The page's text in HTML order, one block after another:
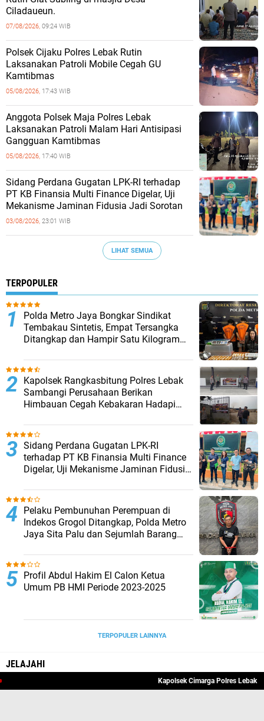
Ciladaueun.
07/08/2026, 09:24 WIB
Polsek Cijaku Polres Lebak Rutin
Laksanakan Patroli Mobile Cegah GU
Kamtibmas
05/08/2026, 17:43 WIB
Anggota Polsek Maja Polres Lebak
Laksanakan Patroli Malam Hari Antisipasi
Gangguan Kamtibmas
05/08/2026, 17:40 WIB
Sidang Perdana Gugatan LPK-RI terhadap
PT KB Finansia Multi Finance Digelar, Uji
Mekanisme Jaminan Fidusia Jadi Sorotan
03/08/2026, 23:01 WIB
LIHAT SEMUA
TERPOPULER
‎Polda Metro Jaya Bongkar Sindikat
Tembakau Sintetis, Empat Tersangka
Ditangkap dan Hampir Satu Kilogram
Kapolsek Rangkasbitung Polres Lebak
Sambangi Perusahaan Berikan
Himbauan Cegah Kebakaran Hadapi
Sidang Perdana Gugatan LPK-RI
terhadap PT KB Finansia Multi Finance
Digelar, Uji Mekanisme Jaminan Fidusia
Pelaku Pembunuhan Perempuan di
Indekos Grogol Ditangkap, Polda Metro
Jaya Sita Palu dan Sejumlah Barang
Profil Abdul Hakim El Calon Ketua
Umum PB HMI Periode 2023-2025
TERPOPULER LAINNYA
JELAJAHI
ADVERTORIAL
BANTEN
Kapolsek Cimarga Polres Lebak